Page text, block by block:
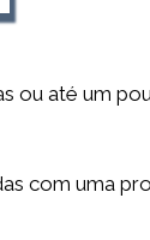
ou até um
com uma